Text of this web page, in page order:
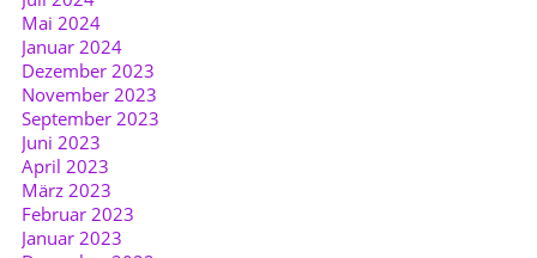
Mai 2024
Januar 2024
Dezember 2023
November 2023
September 2023
Juni 2023
April 2023
März 2023
Februar 2023
Januar 2023